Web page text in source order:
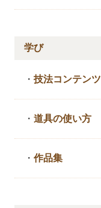
学び
・技法コンテンツ
・道具の使い方
・作品集